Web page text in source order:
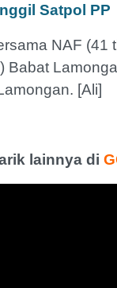
Satpol PP
NAF (41
[Ali]
lainnya di